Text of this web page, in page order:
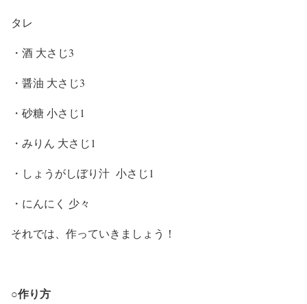
タレ
・酒 大さじ3
・醤油 大さじ3
・砂糖 小さじ1
・みりん 大さじ1
・しょうがしぼり汁 小さじ1
・にんにく 少々
それでは、作っていきましょう！
○作り方